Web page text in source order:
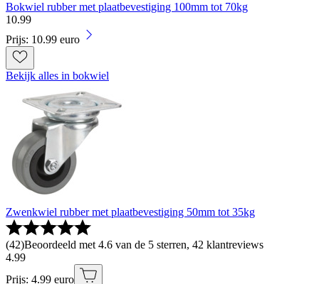
Bokwiel rubber met plaatbevestiging 100mm tot 70kg
10.99
Prijs: 10.99 euro
Bekijk alles in bokwiel
Zwenkwiel rubber met plaatbevestiging 50mm tot 35kg
(42)Beoordeeld met 4.6 van de 5 sterren, 42 klantreviews
4.99
Prijs: 4.99 euro